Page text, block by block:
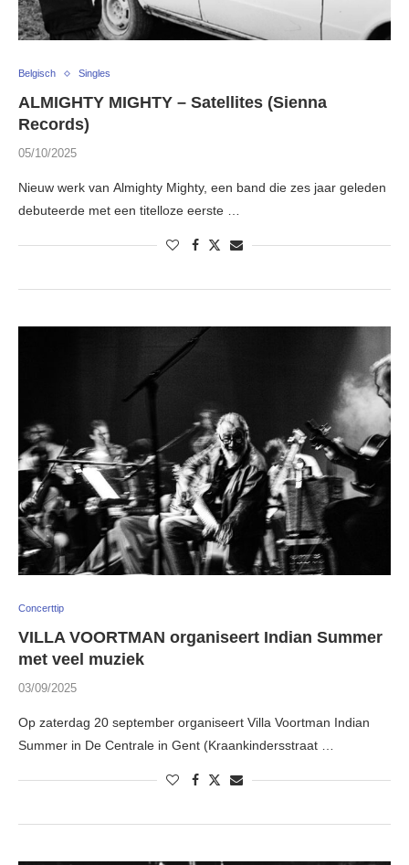
Belgisch Singles
ALMIGHTY MIGHTY – Satellites (Sienna
Records)
05/10/2025
Nieuw werk van Almighty Mighty, een band die zes jaar geleden
debuteerde met een titelloze eerste …
Concerttip
VILLA VOORTMAN organiseert Indian Summer
met veel muziek
03/09/2025
Op zaterdag 20 september organiseert Villa Voortman Indian
Summer in De Centrale in Gent (Kraankindersstraat …